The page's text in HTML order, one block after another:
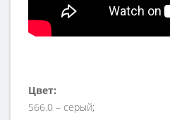
Цвет:
566.0 – серый;